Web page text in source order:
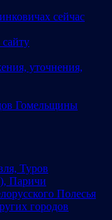
сейчас
уточнения,
Гомельщины
Туров
Паричи
Полесья
городов